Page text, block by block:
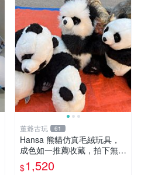
董爺古玩 61
Hansa 熊貓仿真毛絨玩具，
成色如一推薦收藏，拍下無疑
心 熊貓 毛絨玩具 收藏
$1,520